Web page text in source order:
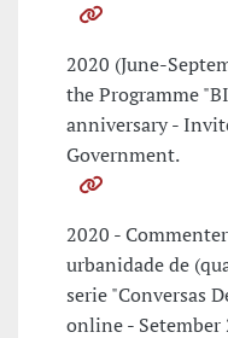
2020 (June-
the Programme
anniversary -
Government.
2020 -
urbanidade de
serie "Conversas
online - Setember